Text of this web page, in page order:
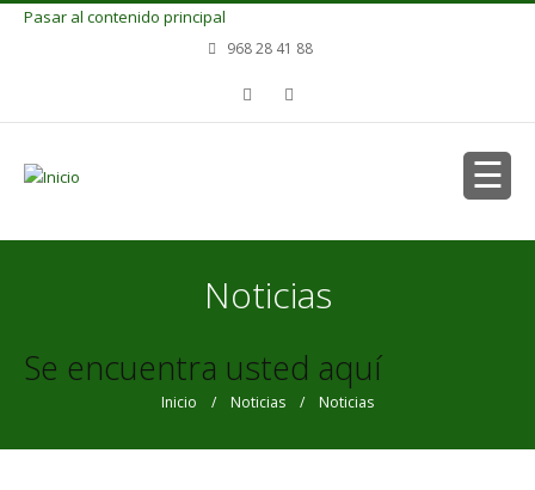
Pasar al contenido principal
968 28 41 88
Noticias
Se encuentra usted aquí
Inicio / Noticias / Noticias